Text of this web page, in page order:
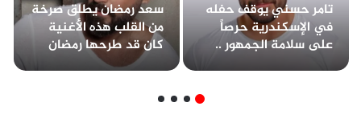
تامر حسني يوقف حفله
في الإسكندرية حرصاً
على سلامة الجمهور ..
وتخطى عدد الحضور
سعد رمضان يطلق صرخة
من القلب هذه الأغنية
كان قد طرحها رمضان
عام 2020